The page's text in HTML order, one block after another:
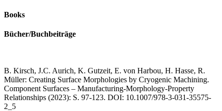
Books
Bücher/Buchbeiträge
B. Kirsch, J.C. Aurich, K. Gutzeit, E. von Harbou, H. Hasse, R.
Müller: Creating Surface Morphologies by Cryogenic Machining.
Component Surfaces – Manufacturing-Morphology-Property
Relationships (2023): S. 97-123. DOI: 10.1007/978-3-031-35575-
2_5